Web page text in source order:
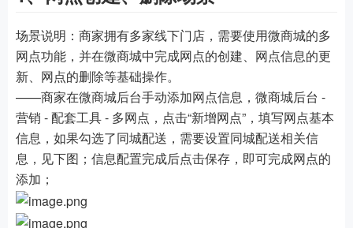
场景说明：商家拥有多家线下门店，需要使用微商城的多
网点功能，并在微商城中完成网点的创建、网点信息的更
新、网点的删除等基础操作。
——商家在微商城后台手动添加网点信息，微商城后台 -
营销 - 配套工具 - 多网点，点击“新增网点”，填写网点基本
信息，如果勾选了同城配送，需要设置同城配送相关信
息，见下图；信息配置完成后点击保存，即可完成网点的
添加；